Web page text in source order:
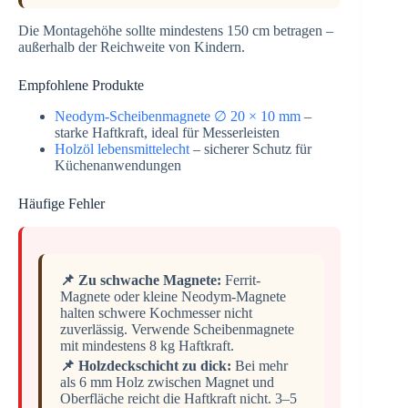
Die Montagehöhe sollte mindestens 150 cm betragen –
außerhalb der Reichweite von Kindern.
Empfohlene Produkte
Neodym-Scheibenmagnete ∅ 20 × 10 mm –
starke Haftkraft, ideal für Messerleisten
Holzöl lebensmittelecht – sicherer Schutz für
Küchenanwendungen
Häufige Fehler
📌 Zu schwache Magnete: Ferrit-
Magnete oder kleine Neodym-Magnete
halten schwere Kochmesser nicht
zuverlässig. Verwende Scheibenmagnete
mit mindestens 8 kg Haftkraft.
📌 Holzdeckschicht zu dick: Bei mehr
als 6 mm Holz zwischen Magnet und
Oberfläche reicht die Haftkraft nicht. 3–5